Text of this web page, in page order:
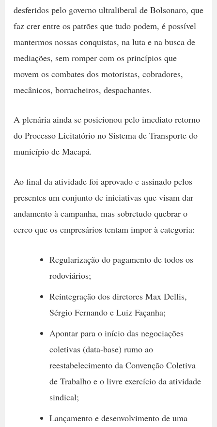
desferidos pelo governo ultraliberal de Bolsonaro, que
faz crer entre os patrões que tudo podem, é possível
mantermos nossas conquistas, na luta e na busca de
mediações, sem romper com os princípios que
movem os combates dos motoristas, cobradores,
mecânicos, borracheiros, despachantes.
A plenária ainda se posicionou pelo imediato retorno
do Processo Licitatório no Sistema de Transporte do
município de Macapá.
Ao final da atividade foi aprovado e assinado pelos
presentes um conjunto de iniciativas que visam dar
andamento à campanha, mas sobretudo quebrar o
cerco que os empresários tentam impor à categoria:
Regularização do pagamento de todos os
rodoviários;
Reintegração dos diretores Max Dellis,
Sérgio Fernando e Luiz Façanha;
Apontar para o início das negociações
coletivas (data-base) rumo ao
reestabelecimento da Convenção Coletiva
de Trabalho e o livre exercício da atividade
sindical;
Lançamento e desenvolvimento de uma